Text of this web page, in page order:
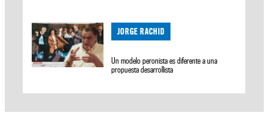
JORGE RACHID
Un modelo peronista es diferente a una
propuesta desarrollista